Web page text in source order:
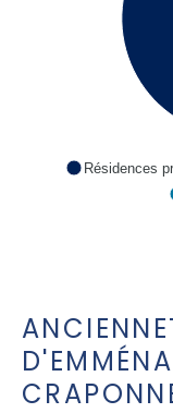
Résidences